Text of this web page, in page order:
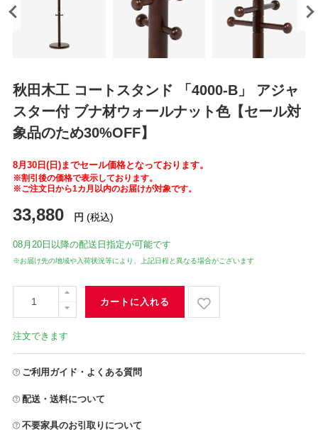
秋田木工 コートスタンド 「4000-B」 アジャ
スター付 ブナ材ウォールナット色【セール対
象品のため30%OFF】
8月30日(日)までセール価格となっております。
※割引後の価格で表示しております。
※ご注文日から1カ月以内のお届けが対象です。
33,880 円 (税込)
08月20日 以降の配送日指定が可能です
※お届け先の地域や入荷状況等により、上記日程と異なる場合がございます
カートに入れる
注文できます
ご利用ガイド・よくある質問
配送・送料について
不要家具のお引取りについて